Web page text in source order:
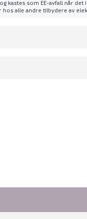
kastes som EE-avfall når det
alle andre tilbydere av